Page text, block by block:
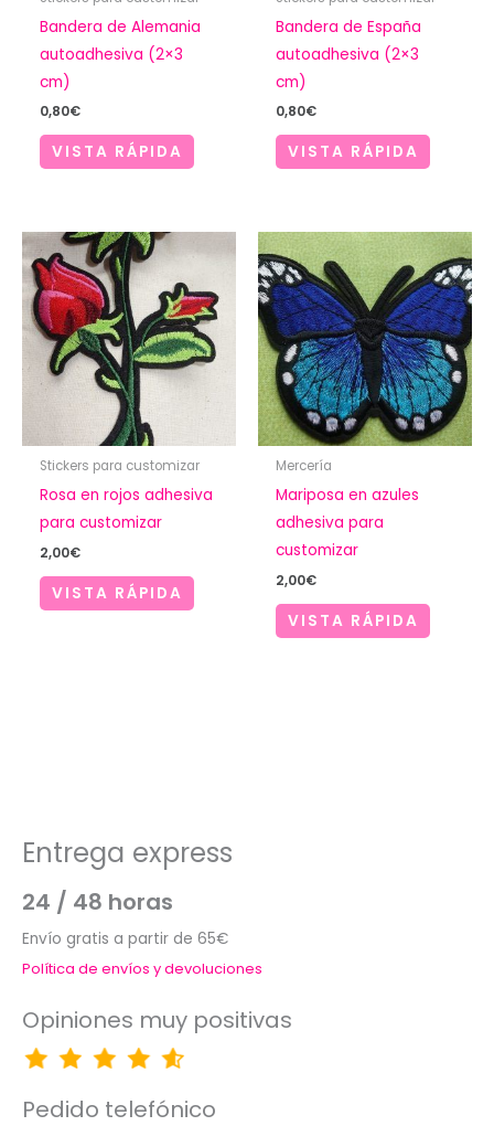
Bandera de Alemania
autoadhesiva (2×3
cm)
0,80€
VISTA RÁPIDA
Bandera de España
autoadhesiva (2×3
cm)
0,80€
VISTA RÁPIDA
Stickers para customizar
Rosa en rojos adhesiva
para customizar
2,00€
VISTA RÁPIDA
Mercería
Mariposa en azules
adhesiva para
customizar
2,00€
VISTA RÁPIDA
Entrega express
24 / 48 horas
Envío gratis a partir de 65€
Política de envíos y devoluciones
Opiniones muy positivas
Pedido telefónico